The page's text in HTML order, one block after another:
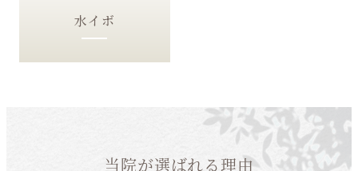
水イボ
当院が選ばれる理由